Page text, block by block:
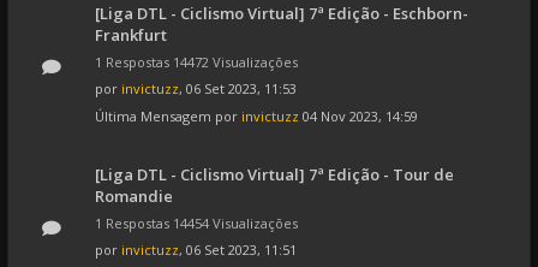
[Liga DTL - Ciclismo Virtual] 7ª Edição - Eschborn-
Frankfurt
1 Respostas 14472 Visualizações
por invictuzz, 06 Set 2023, 11:53
Última Mensagem por invictuzz 04 Nov 2023, 14:59
[Liga DTL - Ciclismo Virtual] 7ª Edição - Tour de
Romandie
1 Respostas 14454 Visualizações
por invictuzz, 06 Set 2023, 11:51